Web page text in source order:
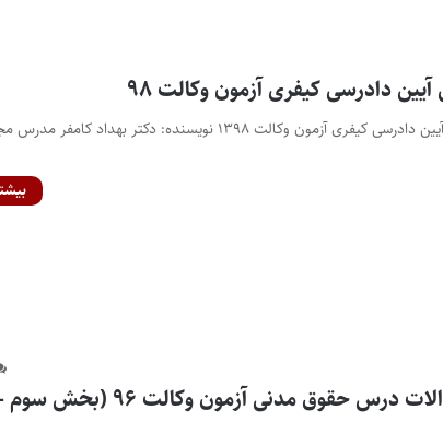
دادرسی کیفری آزمون وکالت ۹۸
پاسخنامه تشریحی درس آیین دادرسی کیفری آزمون وکالت ۱۳۹۸ نویسنده: دکتر
حقوق مدنی آزمون وکالت ۹۶ (بخش سوم – پایانی)